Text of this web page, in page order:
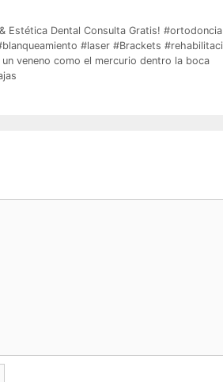
Estética Dental Consulta Gratis! #ortodoncia
#laser #Brackets #rehabilitaci
veneno como el mercurio dentro la boca